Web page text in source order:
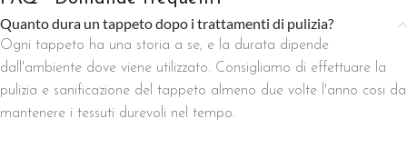
Quanto dura un tappeto dopo i trattamenti di pulizia?
Ogni tappeto ha una storia a se, e la durata dipende
dall'ambiente dove viene utilizzato. Consigliamo di effettuare la
pulizia e sanificazione del tappeto almeno due volte l'anno cosi da
mantenere i tessuti durevoli nel tempo.